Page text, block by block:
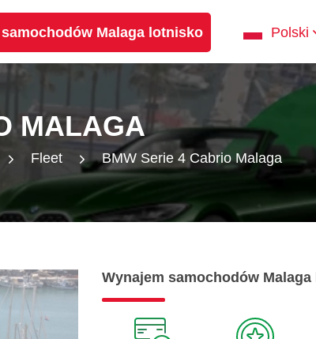
Malaga lotnisko Polski
MALAGA
Fleet BMW Serie 4 Cabrio Malaga
Wynajem samochodów